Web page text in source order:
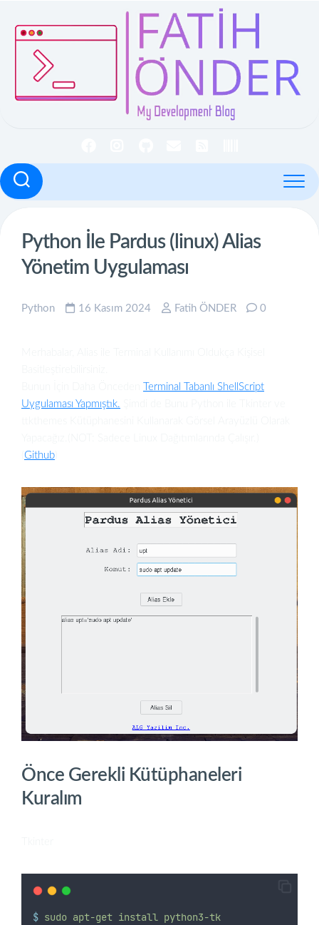
geç
Python İle Pardus (linux) Alias
Yönetim Uygulaması
Python 16 Kasım 2024 Fatih ÖNDER 0
Terminal Tabanlı ShellScript
Uygulaması Yapmıştık.
Github
Önce Gerekli Kütüphaneleri
Kuralım
$ sudo apt-get install python3-tk